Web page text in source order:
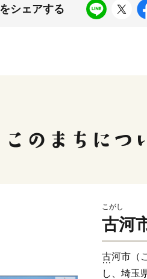
シェアする
こがし
古河
古河市（
し、埼玉